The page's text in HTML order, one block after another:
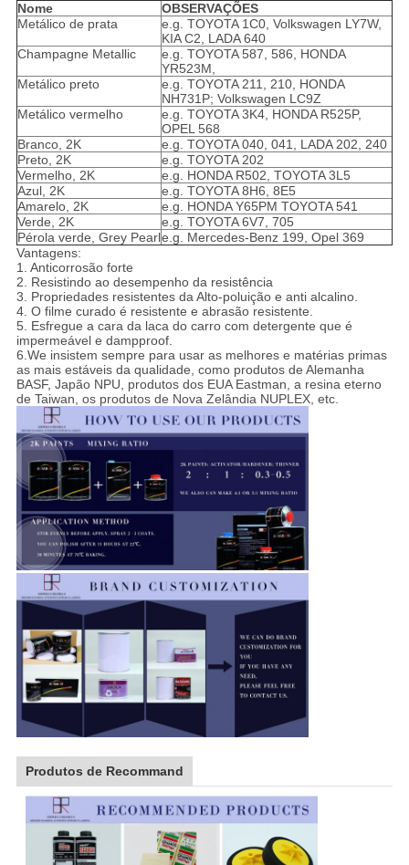
Nome
OBSERVAÇÕES
Metálico de prata
e.g. TOYOTA 1C0, Volkswagen LY7W,
KIA C2, LADA 640
Champagne Metallic
e.g. TOYOTA 587, 586, HONDA
YR523M,
Metálico preto
e.g. TOYOTA 211, 210, HONDA
NH731P; Volkswagen LC9Z
Metálico vermelho
e.g. TOYOTA 3K4, HONDA R525P,
OPEL 568
Branco, 2K
e.g. TOYOTA 040, 041, LADA 202, 240
Preto, 2K
e.g. TOYOTA 202
Vermelho, 2K
e.g. HONDA R502, TOYOTA 3L5
Azul, 2K
e.g. TOYOTA 8H6, 8E5
Amarelo, 2K
e.g. HONDA Y65PM TOYOTA 541
Verde, 2K
e.g. TOYOTA 6V7, 705
Pérola verde, Grey Pearle.g. Mercedes-Benz 199, Opel 369
Vantagens:
1. Anticorrosão forte
2. Resistindo ao desempenho da resistência
3. Propriedades resistentes da Alto-poluição e anti alcalino.
4. O filme curado é resistente e abrasão resistente.
5. Esfregue a cara da laca do carro com detergente que é
impermeável e dampproof.
6.We insistem sempre para usar as melhores e matérias primas
as mais estáveis da qualidade, como produtos de Alemanha
BASF, Japão NPU, produtos dos EUA Eastman, a resina eterno
de Taiwan, os produtos de Nova Zelândia NUPLEX, etc.
Produtos de Recommand